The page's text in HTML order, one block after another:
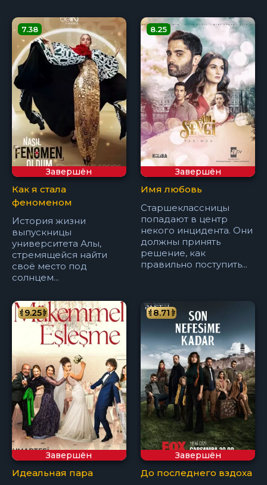
Завершён
7.38
Как я стала
феноменом
История жизни
выпускницы
университета Алы,
стремящейся найти
своё место под
солнцем...
Завершён
8.25
Имя любовь
Старшеклассницы
попадают в центр
некого инцидента. Они
должны принять
решение, как
правильно поступить...
Завершён
9.25
Идеальная пара
Завершён
8.71
До последнего вздоха